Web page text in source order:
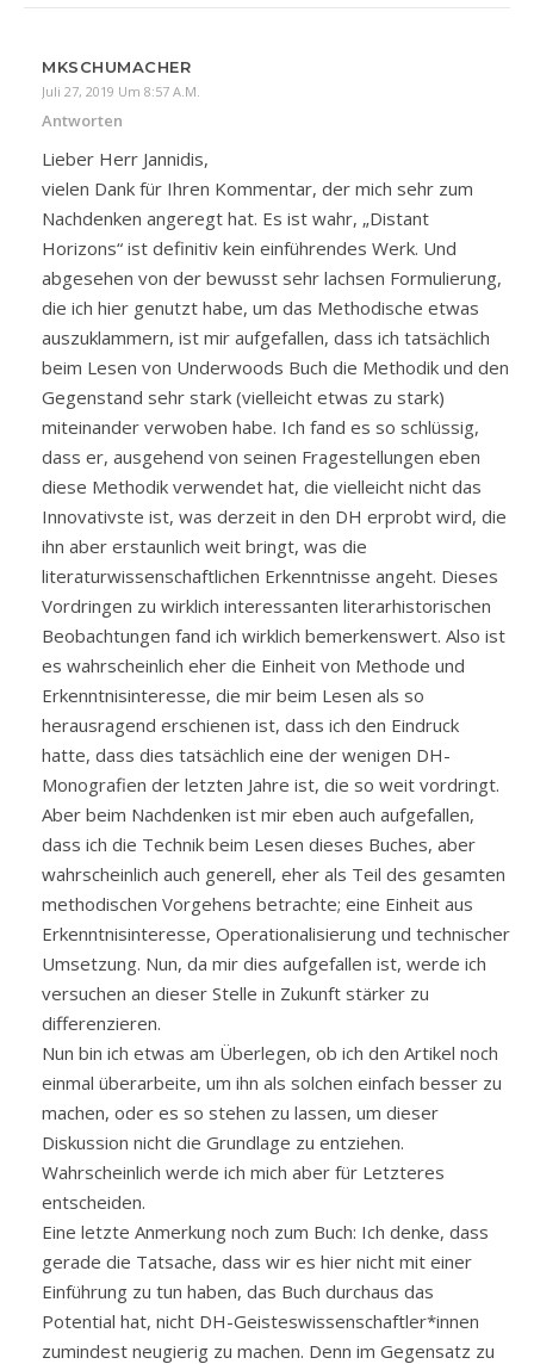
MKSCHUMACHER
Juli 27, 2019 Um 8:57 A.m.
Antworten
Lieber Herr Jannidis,
vielen Dank für Ihren Kommentar, der mich sehr zum
Nachdenken angeregt hat. Es ist wahr, „Distant
Horizons“ ist definitiv kein einführendes Werk. Und
abgesehen von der bewusst sehr lachsen Formulierung,
die ich hier genutzt habe, um das Methodische etwas
auszuklammern, ist mir aufgefallen, dass ich tatsächlich
beim Lesen von Underwoods Buch die Methodik und den
Gegenstand sehr stark (vielleicht etwas zu stark)
miteinander verwoben habe. Ich fand es so schlüssig,
dass er, ausgehend von seinen Fragestellungen eben
diese Methodik verwendet hat, die vielleicht nicht das
Innovativste ist, was derzeit in den DH erprobt wird, die
ihn aber erstaunlich weit bringt, was die
literaturwissenschaftlichen Erkenntnisse angeht. Dieses
Vordringen zu wirklich interessanten literarhistorischen
Beobachtungen fand ich wirklich bemerkenswert. Also ist
es wahrscheinlich eher die Einheit von Methode und
Erkenntnisinteresse, die mir beim Lesen als so
herausragend erschienen ist, dass ich den Eindruck
hatte, dass dies tatsächlich eine der wenigen DH-
Monografien der letzten Jahre ist, die so weit vordringt.
Aber beim Nachdenken ist mir eben auch aufgefallen,
dass ich die Technik beim Lesen dieses Buches, aber
wahrscheinlich auch generell, eher als Teil des gesamten
methodischen Vorgehens betrachte; eine Einheit aus
Erkenntnisinteresse, Operationalisierung und technischer
Umsetzung. Nun, da mir dies aufgefallen ist, werde ich
versuchen an dieser Stelle in Zukunft stärker zu
differenzieren.
Nun bin ich etwas am Überlegen, ob ich den Artikel noch
einmal überarbeite, um ihn als solchen einfach besser zu
machen, oder es so stehen zu lassen, um dieser
Diskussion nicht die Grundlage zu entziehen.
Wahrscheinlich werde ich mich aber für Letzteres
entscheiden.
Eine letzte Anmerkung noch zum Buch: Ich denke, dass
gerade die Tatsache, dass wir es hier nicht mit einer
Einführung zu tun haben, das Buch durchaus das
Potential hat, nicht DH-Geisteswissenschaftler*innen
zumindest neugierig zu machen. Denn im Gegensatz zu